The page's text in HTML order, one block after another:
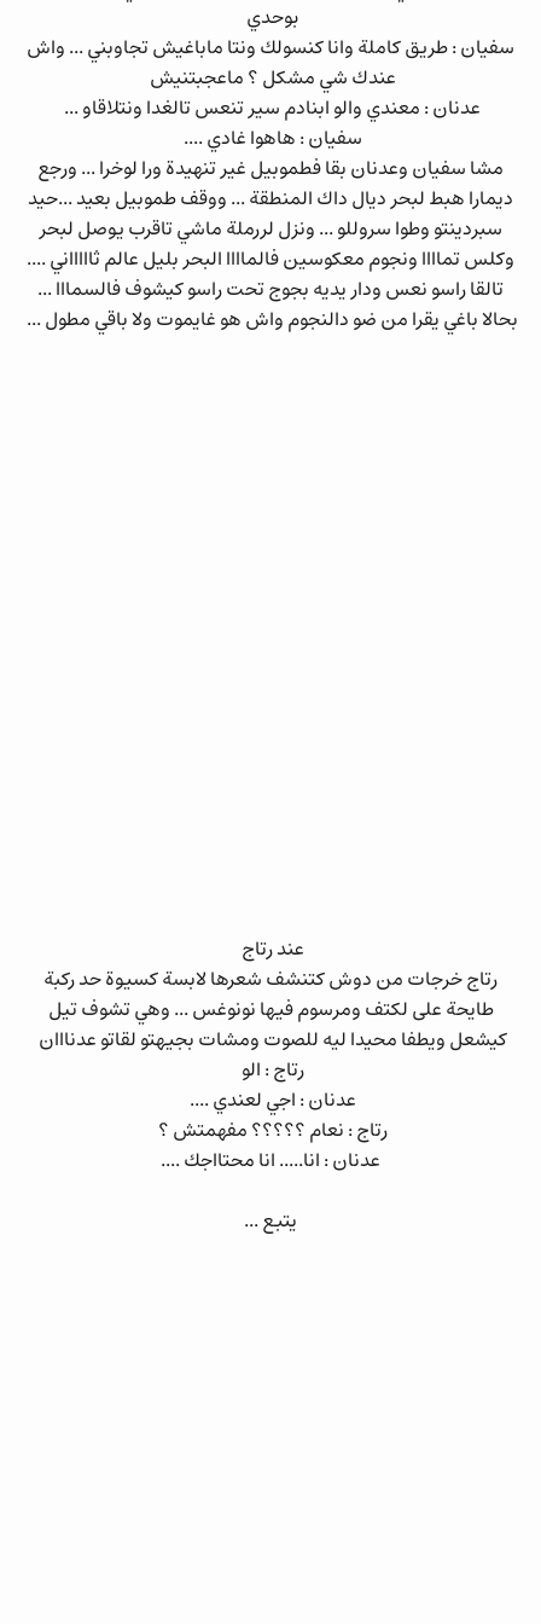
بوحدي
سفيان : طريق كاملة وانا كنسولك ونتا ماباغيش تجاوبني ... واش
عندك شي مشكل ؟ ماعجبتنيش
عدنان : معندي والو ابنادم سير تنعس تالغدا ونتلاقاو ...
سفيان : هاهوا غادي ....
مشا سفيان وعدنان بقا فطموبيل غير تنهيدة ورا لوخرا ... ورجع
ديمارا هبط لبحر ديال داك المنطقة ... ووقف طموبيل بعيد ...حيد
سبردينتو وطوا سروللو ... ونزل لررملة ماشي تاقرب يوصل لبحر
وكلس تماااا ونجوم معكوسين فالماااا البحر بليل عالم ثاااااني ....
تالقا راسو نعس ودار يديه بجوج تحت راسو كيشوف فالسمااا ...
بحالا باغي يقرا من ضو دالنجوم واش هو غايموت ولا باقي مطول ...
عند رتاج
رتاج خرجات من دوش كتنشف شعرها لابسة كسيوة حد ركبة
طايحة على لكتف ومرسوم فيها نونوغس ... وهي تشوف تيل
كيشعل ويطفا محيدا ليه للصوت ومشات بجيهتو لقاتو عدنااان
رتاج : الو
عدنان : اجي لعندي ....
رتاج : نعام ؟؟؟؟؟ مفهمتش ؟
عدنان : انا..... انا محتااجك ....
يتبع ...